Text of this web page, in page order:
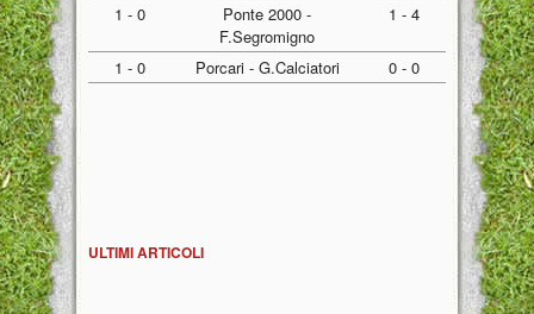
1 - 0
Ponte 2000 -
F.Segromigno
1 - 4
1 - 0 Porcari - G.Calciatori 0 - 0
ULTIMI ARTICOLI